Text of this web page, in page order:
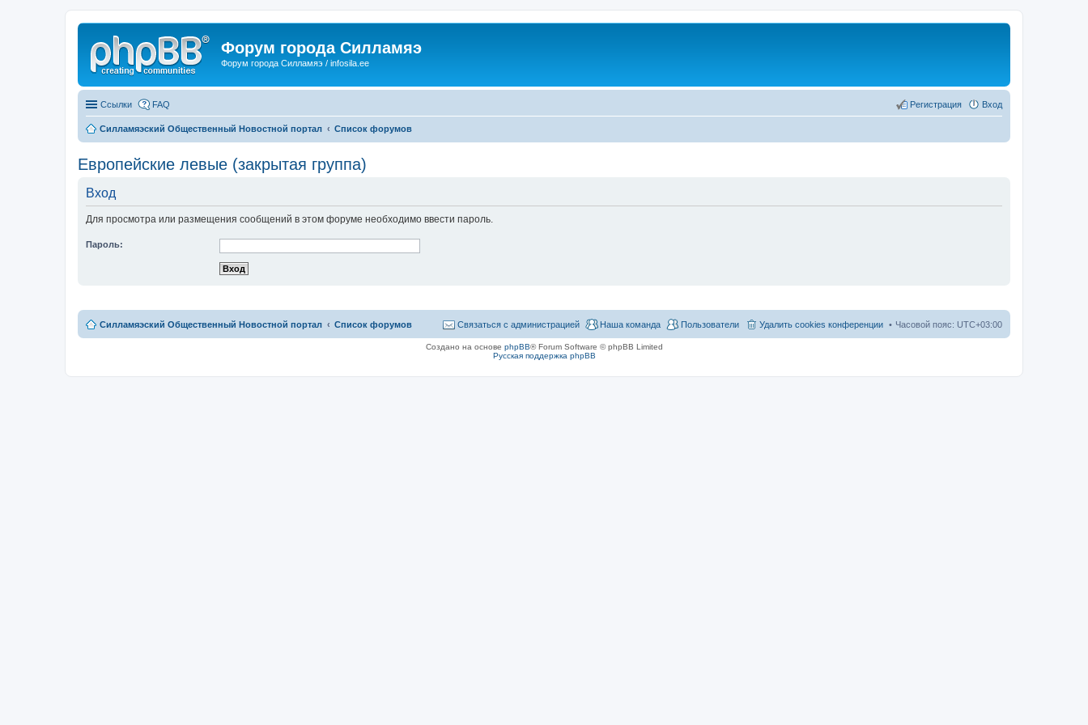
Форум города Силламяэ
Форум города Силламяэ / infosila.ee
Ссылки FAQ Вход
Регистрация
Силламяэский Общественный Новостной портал Список форумов
Европейские левые (закрытая группа)
Вход
Для просмотра или размещения сообщений в этом форуме необходимо ввести пароль.
Пароль:
Силламяэский Общественный Новостной портал Список форумов Часовой пояс: UTC+03:00
Удалить cookies конференции
Пользователи
Наша команда
Связаться с администрацией
Создано на основе phpBB® Forum Software © phpBB Limited
Русская поддержка phpBB